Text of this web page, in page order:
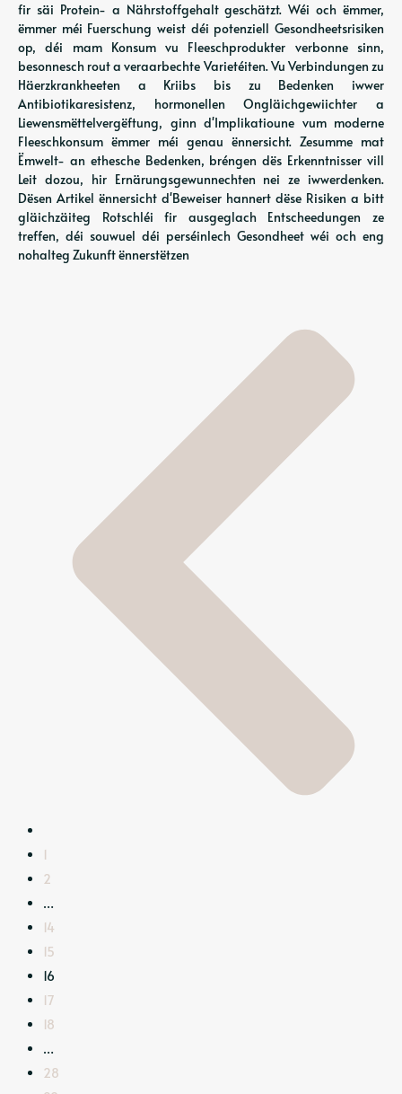
fir säi Protein- a Nährstoffgehalt geschätzt. Wéi och ëmmer,
ëmmer méi Fuerschung weist déi potenziell Gesondheetsrisiken
op, déi mam Konsum vu Fleeschprodukter verbonne sinn,
besonnesch rout a veraarbechte Varietéiten. Vu Verbindungen zu
Häerzkrankheeten a Kriibs bis zu Bedenken iwwer
Antibiotikaresistenz, hormonellen Ongläichgewiichter a
Liewensmëttelvergëftung, ginn d'Implikatioune vum moderne
Fleeschkonsum ëmmer méi genau ënnersicht. Zesumme mat
Ëmwelt- an ethesche Bedenken, bréngen dës Erkenntnisser vill
Leit dozou, hir Ernärungsgewunnechten nei ze iwwerdenken.
Dësen Artikel ënnersicht d'Beweiser hannert dëse Risiken a bitt
gläichzäiteg Rotschléi fir ausgeglach Entscheedungen ze
treffen, déi souwuel déi perséinlech Gesondheet wéi och eng
nohalteg Zukunft ënnerstëtzen
1
2
…
14
15
16
17
18
…
28